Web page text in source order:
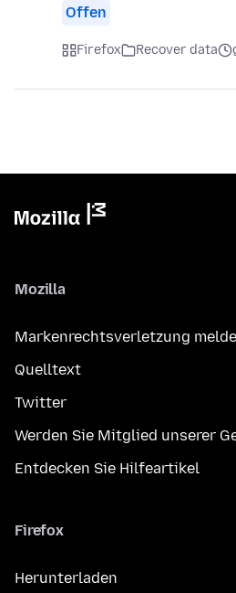
Offen
Firefox Recover data
Mozilla
Markenrechtsverletzung
Quelltext
Twitter
Werden Sie Mitglied unserer
Entdecken Sie Hilfeartikel
Firefox
Herunterladen